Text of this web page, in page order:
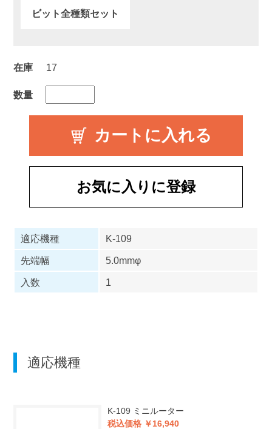
ビット全種類セット
在庫 17
数量
お気に入りに登録
適応機種
K-109
先端幅
5.0mmφ
入数
1
適応機種
K-109 ミニルーター
税込価格 ￥16,940